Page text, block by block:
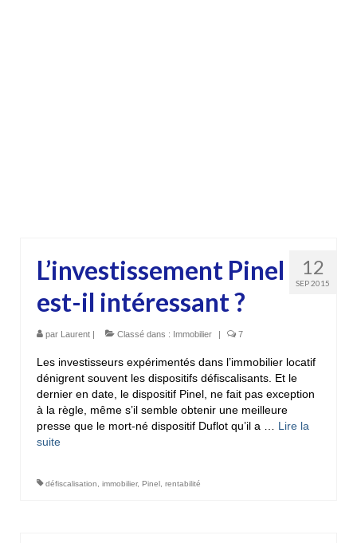
12
SEP 2015
L’investissement Pinel
est-il intéressant ?
par Laurent | Classé dans : Immobilier | 7
Les investisseurs expérimentés dans l’immobilier locatif
dénigrent souvent les dispositifs défiscalisants. Et le
dernier en date, le dispositif Pinel, ne fait pas exception
à la règle, même s’il semble obtenir une meilleure
presse que le mort-né dispositif Duflot qu’il a … Lire la
suite­­
défiscalisation immobilier, Pinel rentabilité